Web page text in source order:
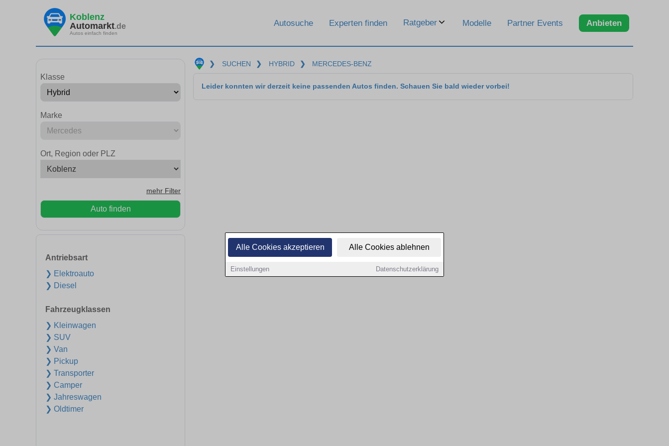
Alle Cookies akzeptieren Alle Cookies ablehnen
Einstellungen Datenschutzerklärung
Koblenz
Automarkt.de
Autos einfach finden
Autosuche Experten finden Ratgeber Modelle Partner Events Anbieten
Klasse
Marke
Ort, Region oder PLZ
mehr Filter
Auto finden
Antriebsart
❯ Elektroauto
❯ Diesel
Fahrzeugklassen
❯ Kleinwagen
❯ SUV
❯ Van
❯ Pickup
❯ Transporter
❯ Camper
❯ Jahreswagen
❯ Oldtimer
❯ SUCHEN ❯ HYBRID ❯ MERCEDES-BENZ
Leider konnten wir derzeit keine passenden Autos finden. Schauen Sie bald wieder vorbei!